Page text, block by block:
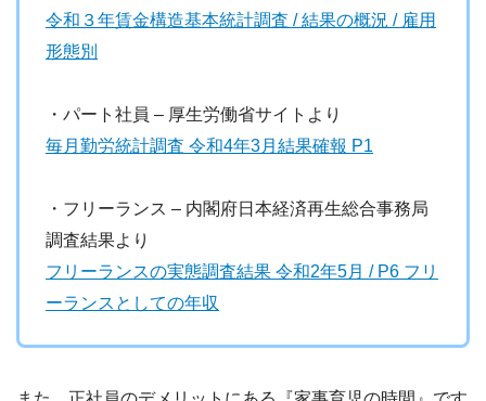
令和３年賃金構造基本統計調査 / 結果の概況 / 雇用
形態別
・パート社員 – 厚生労働省サイトより
毎月勤労統計調査 令和4年3月結果確報 P1
・フリーランス – 内閣府日本経済再生総合事務局
調査結果より
フリーランスの実態調査結果 令和2年5月 / P6 フリ
ーランスとしての年収